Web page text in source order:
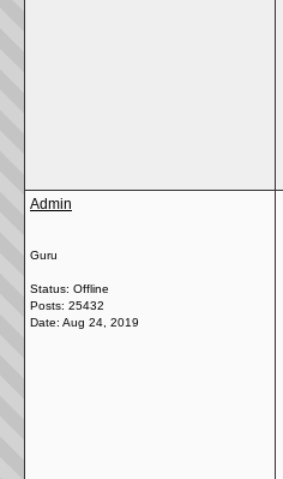
Admin
Guru
Status: Offline
Posts: 25432
Date: Aug 24, 2019